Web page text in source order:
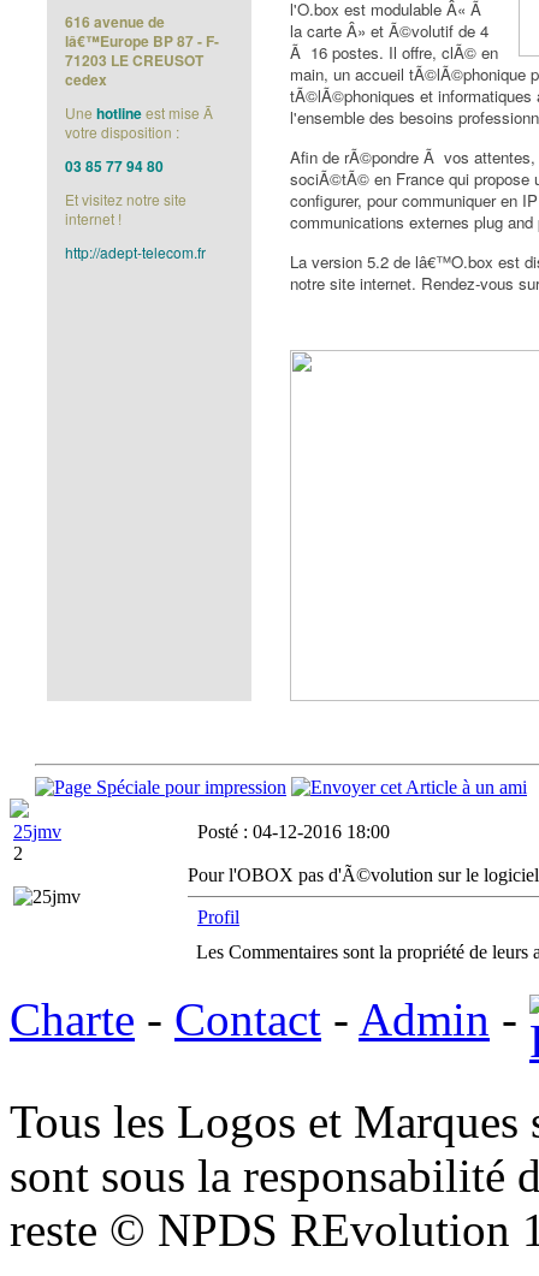
616 avenue de
lâ€™Europe BP 87 - F-
71203 LE CREUSOT
cedex
Une hotlineest mise Ã
votre disposition :
03 85 77 94 80
Et visitez notre site
internet !
http://adept-telecom.fr
l'O.box est modulable Â« Ã
la carte Â» et Ã©volutif de 4
Ã 16 postes. Il offre, clÃ© en
main, un accueil tÃ©lÃ©phonique
tÃ©lÃ©phoniques et
l'ensemble des besoins
Afin de rÃ©pondre Ã vos
sociÃ©tÃ© en France qui propose
configurer, pour communiquer en
communications externes plug and
La version 5.2 de lâ€™O.box est
notre site internet. Rendez-vous
25jmv
2
Posté : 04-12-2016 18:00
Pour l'OBOX pas d'Ã©volution sur le logiciel
Profil
Les Commentaires sont la propriété de leurs
Charte - Contact - Admin -
Tous les Logos et Marques
sont sous la responsabilité
reste © NPDS REvolution